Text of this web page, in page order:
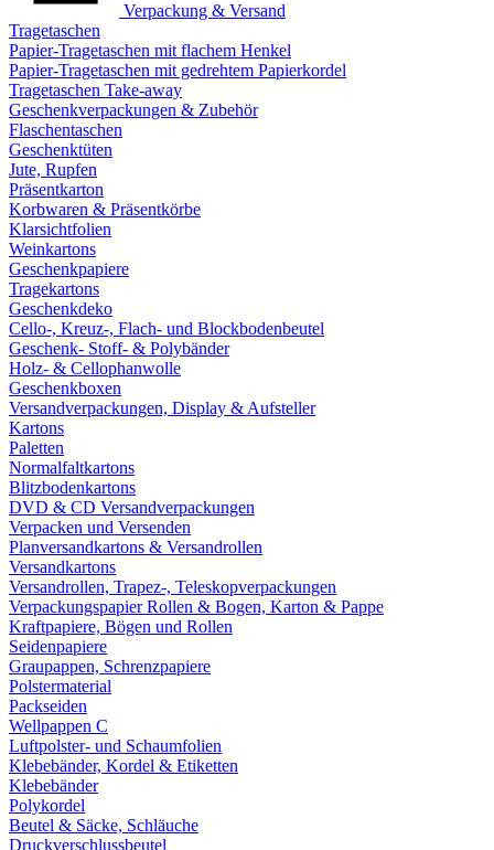
Verpackung & Versand
Tragetaschen
Papier-Tragetaschen mit flachem Henkel
Papier-Tragetaschen mit gedrehtem Papierkordel
Tragetaschen Take-away
Geschenkverpackungen & Zubehör
Flaschentaschen
Geschenktüten
Jute, Rupfen
Präsentkarton
Korbwaren & Präsentkörbe
Klarsichtfolien
Weinkartons
Geschenkpapiere
Tragekartons
Geschenkdeko
Cello-, Kreuz-, Flach- und Blockbodenbeutel
Geschenk- Stoff- & Polybänder
Holz- & Cellophanwolle
Geschenkboxen
Versandverpackungen, Display & Aufsteller
Kartons
Paletten
Normalfaltkartons
Blitzbodenkartons
DVD & CD Versandverpackungen
Verpacken und Versenden
Planversandkartons & Versandrollen
Versandkartons
Versandrollen, Trapez-, Teleskopverpackungen
Verpackungspapier Rollen & Bogen, Karton & Pappe
Kraftpapiere, Bögen und Rollen
Seidenpapiere
Graupappen, Schrenzpapiere
Polstermaterial
Packseiden
Wellpappen C
Luftpolster- und Schaumfolien
Klebebänder, Kordel & Etiketten
Klebebänder
Polykordel
Beutel & Säcke, Schläuche
Druckverschlussbeutel